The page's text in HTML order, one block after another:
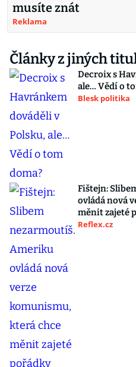
musíte znát
Reklama
Články z jiných
Decroix s
ale… Vědí o
Blesk politika
Fištejn:
ovládá nová
měnit zajeté
Reflex.cz